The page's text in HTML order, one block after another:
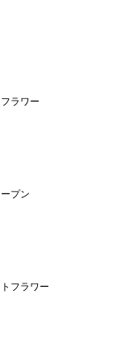
ラワー
プン
フラワー